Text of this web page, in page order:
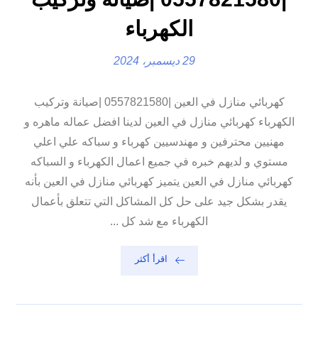
الكهرباء
29 ديسمبر، 2024
كهربائي منازل في العين |0557821580 |صيانة وتركيب
الكهرباء كهربائي منازل في العين لدينا افضل عماله ماهره و
مهنيين محترفين و مهندسيين كهرباء و سباكه علي اعلي
مستوي و لديهم خبره في جميع اعمال الكهرباء و السباكه
كهربائي منازل في العين يتميز كهربائي منازل في العين بأنه
يقدر بشكل جيد على حل كل المشاكل التي تتعلق بأعمال
الكهرباء مع شد كل ...
اقرأ أكثر